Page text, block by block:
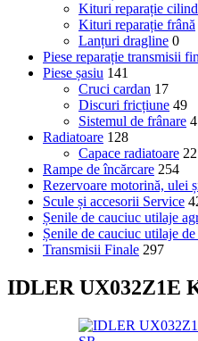
Kituri reparație
Kituri reparație frână
Lanțuri dragline 0
Piese reparație transmisii
Piese șasiu 141
Cruci cardan 17
Discuri fricțiune 49
Sistemul de frânare
Radiatoare 128
Capace radiatoare 22
Rampe de încărcare 254
Rezervoare motorină, ulei
Scule și accesorii Service
Șenile de cauciuc utilaje
Șenile de cauciuc utilaje
Transmisii Finale 297
IDLER UX032Z1E